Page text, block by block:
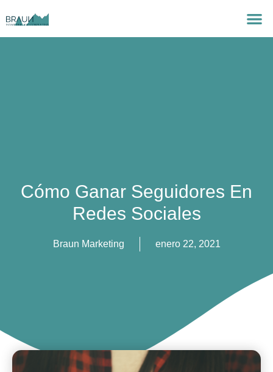
Cómo Ganar Seguidores En
Redes Sociales
Braun Marketing enero 22, 2021